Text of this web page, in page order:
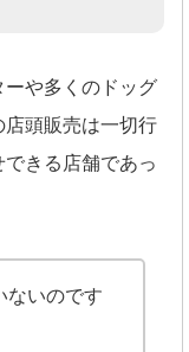
や多くのドッグ
頭販売は一切行
きる店舗であっ
ないのです